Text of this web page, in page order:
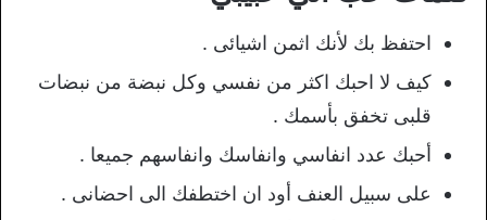
احتفظ بك لأنك اثمن اشيائى .
كيف لا احبك اكثر من نفسي وكل نبضة من نبضات
قلبى تخفق بأسمك .
أحبك عدد انفاسي وانفاسك وانفاسهم جميعا .
على سبيل العنف أود ان اختطفك الى احضانى .